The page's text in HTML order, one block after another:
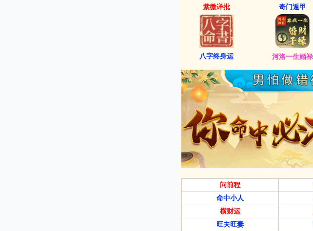
紫微详批 奇门遁甲
八字终身运 河洛一生婚禄
问前程
命中小人
横财运
旺夫旺妻